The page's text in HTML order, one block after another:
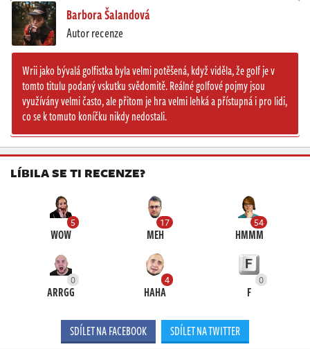
Barbora Šalandová
Autor recenze
Wrii jako bývalá golfistka byla velmi potěšená, když viděla, že golf je v
tomto titulu podaný vskutku svědomitě. Reálné golfové pojmy jsou
využívány velmi často, ale přitom je hra velmi lehká a přístupná i pro lidi,
co se k tomuto koníčku nikdy nedostali.
LÍBILA SE TI RECENZE?
5
WOW
17
MEH
54
HMMM
0
ARRGG
4
HAHA
0
F
SDÍLET NA FACEBOOK SDÍLET NA TWITTER